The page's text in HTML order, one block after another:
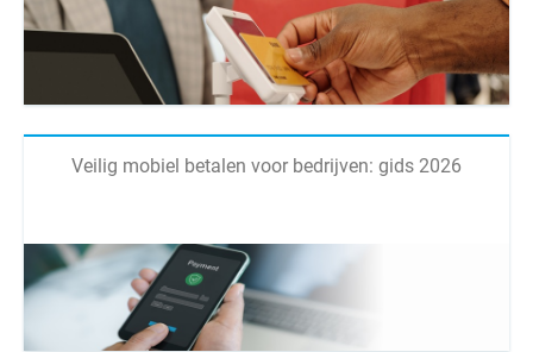
Veilig mobiel betalen voor bedrijven: gids 2026